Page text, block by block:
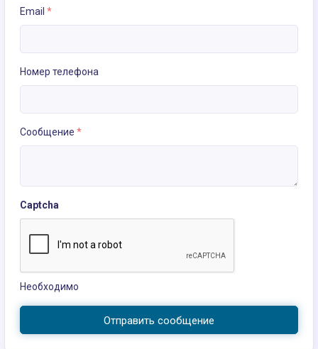
Email *
Номер телефона
Сообщение *
Captcha
Необходимо
Отправить сообщение